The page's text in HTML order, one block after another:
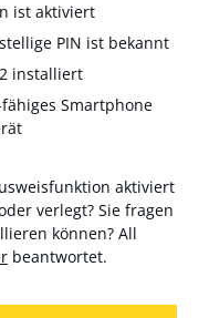
ist aktiviert
PIN ist bekannt
installiert
Smartphone
aktiviert
verlegt? Sie fragen
können? All
beantwortet.